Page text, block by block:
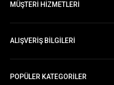
MÜŞTERİ HİZMETLERİ
ALIŞVERİŞ BİLGİLERİ
POPÜLER KATEGORİLER